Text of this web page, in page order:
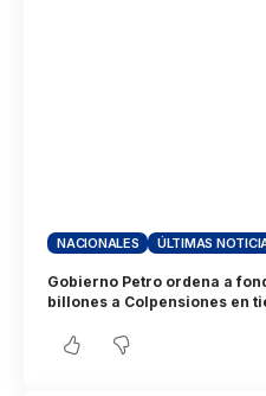
NACIONALES ÚLTIMAS
Gobierno Petro ordena a
billones a Colpensiones en